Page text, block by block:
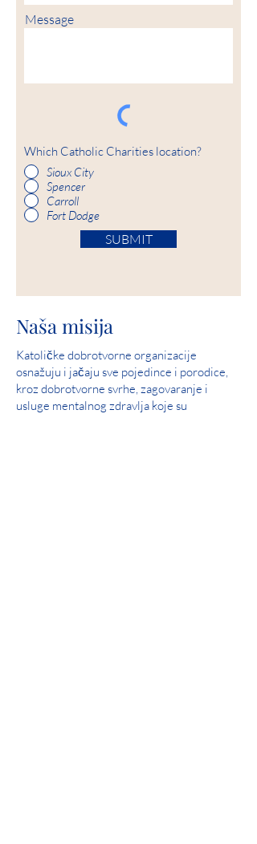
Message
Which Catholic Charities location?
Sioux City
Spencer
Carroll
Fort Dodge
SUBMIT
Naša misija
Katoličke dobrotvorne organizacije
osnažuju i jačaju sve pojedince i porodice,
kroz dobrotvorne svrhe, zagovaranje i
usluge mentalnog zdravlja koje su